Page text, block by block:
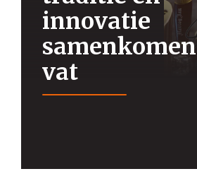
innovatie
vat